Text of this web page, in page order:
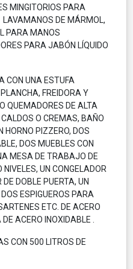
MINGITORIOS PARA
DE MÁRMOL,
PARA MANOS
PARA JABÓN LÍQUIDO
CON UNA ESTUFA
FREIDORA Y
QUEMADORES DE ALTA
O CREMAS, BAÑO
HORNO PIZZERO, DOS
DOS MUEBLES CON
MESA DE TRABAJO DE
UN CONGELADOR
DE DOBLE PUERTA, UN
ESPIGUEROS PARA
ETC. DE ACERO
ACERO INOXIDABLE .
CON 500 LITROS DE